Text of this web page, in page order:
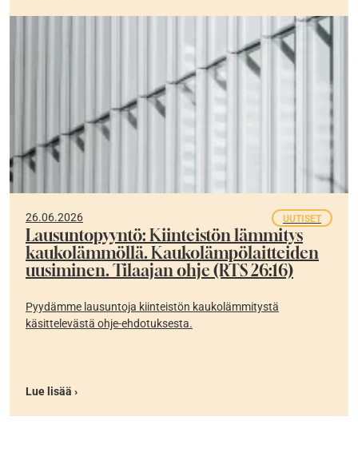
26.06.2026 UUTISET
Lausuntopyyntö: Kiinteistön lämmitys
kaukolämmöllä. Kaukolämpölaitteiden
uusiminen. Tilaajan ohje (RTS 26:16)
Pyydämme lausuntoja kiinteistön kaukolämmitystä
käsittelevästä ohje-ehdotuksesta.
Lue lisää ›